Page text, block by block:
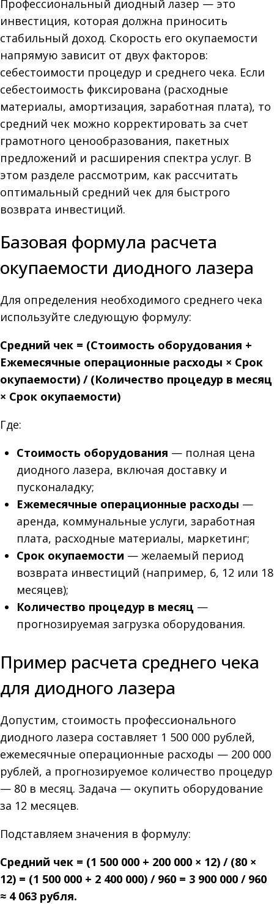
Профессиональный диодный лазер — это
инвестиция, которая должна приносить
стабильный доход. Скорость его окупаемости
напрямую зависит от двух факторов:
себестоимости процедур и среднего чека. Если
себестоимость фиксирована (расходные
материалы, амортизация, заработная плата), то
средний чек можно корректировать за счет
грамотного ценообразования, пакетных
предложений и расширения спектра услуг. В
этом разделе рассмотрим, как рассчитать
оптимальный средний чек для быстрого
возврата инвестиций.
Базовая формула расчета
окупаемости диодного лазера
Для определения необходимого среднего чека
используйте следующую формулу:
Средний чек = (Стоимость оборудования +
Ежемесячные операционные расходы × Срок
окупаемости) / (Количество процедур в месяц
× Срок окупаемости)
Где:
Стоимость оборудования — полная цена
диодного лазера, включая доставку и
пусконаладку;
Ежемесячные операционные расходы —
аренда, коммунальные услуги, заработная
плата, расходные материалы, маркетинг;
Срок окупаемости — желаемый период
возврата инвестиций (например, 6, 12 или 18
месяцев);
Количество процедур в месяц —
прогнозируемая загрузка оборудования.
Пример расчета среднего чека
для диодного лазера
Допустим, стоимость профессионального
диодного лазера составляет 1 500 000 рублей,
ежемесячные операционные расходы — 200 000
рублей, а прогнозируемое количество процедур
— 80 в месяц. Задача — окупить оборудование
за 12 месяцев.
Подставляем значения в формулу:
Средний чек = (1 500 000 + 200 000 × 12) / (80 ×
12) = (1 500 000 + 2 400 000) / 960 = 3 900 000 / 960
≈ 4 063 рубля.